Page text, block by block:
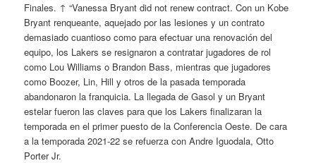
Finales. ↑ “Vanessa Bryant did not renew contract. Con un Kobe
Bryant renqueante, aquejado por las lesiones y un contrato
demasiado cuantioso como para efectuar una renovación del
equipo, los Lakers se resignaron a contratar jugadores de rol
como Lou Williams o Brandon Bass, mientras que jugadores
como Boozer, Lin, Hill y otros de la pasada temporada
abandonaron la franquicia. La llegada de Gasol y un Bryant
estelar fueron las claves para que los Lakers finalizaran la
temporada en el primer puesto de la Conferencia Oeste. De cara
a la temporada 2021-22 se refuerza con Andre Iguodala, Otto
Porter Jr.